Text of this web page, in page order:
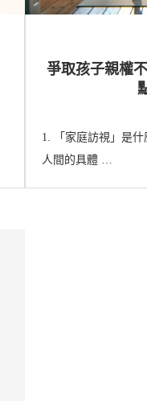
爭取孩子親權
1. 「家庭訪視」是
人間的具體 …